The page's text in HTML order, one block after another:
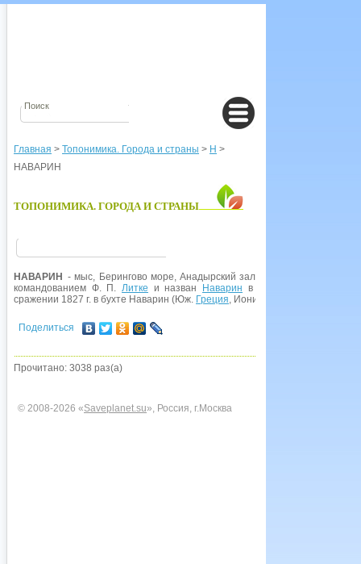
Главная > Топонимика. Города и страны > Н >
НАВАРИН
ТОПОНИМИКА. ГОРОДА И СТРАНЫ
НАВАРИН
- мыс, Берингово море, Анадырский залив. Нанесен на
командованием Ф. П. Литке и назван Наварин в память
сражении 1827 г. в бухте Наварин (Юж. Греция, Ионическое море).
Поделиться
Прочитано: 3038 раз(а)
© 2008-2026 «Saveplanet.su», Россия, г.Москва